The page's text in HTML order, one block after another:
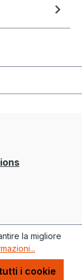
la migliore
i cookie